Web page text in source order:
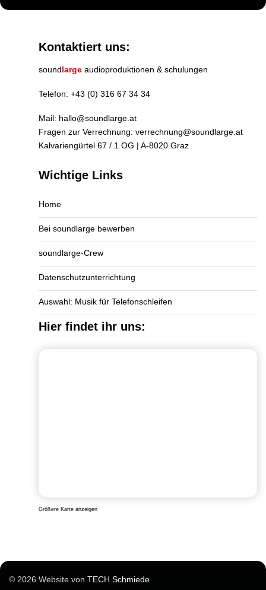
Kontaktiert uns:
soundlarge audioproduktionen & schulungen
Telefon: +43 (0) 316 67 34 34
Mail: hallo@soundlarge.at
Fragen zur Verrechnung: verrechnung@soundlarge.at
Kalvariengürtel 67 / 1.OG | A-8020 Graz
Wichtige Links
Home
Bei soundlarge bewerben
soundlarge-Crew
Datenschutzunterrichtung
Auswahl: Musik für Telefonschleifen
Hier findet ihr uns:
Größere Karte anzeigen
© 2026 Website von TECH Schmiede